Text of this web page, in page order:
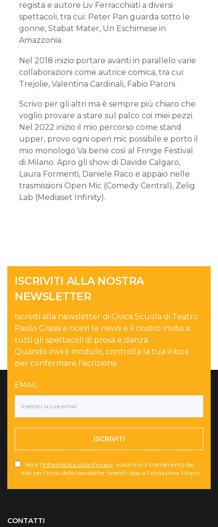
regista e autore Liv Ferracchiati a diversi
spettacoli, tra cui: Peter Pan guarda sotto le
gonne, Stabat Mater, Un Eschimese in
Amazzonia.
Nel 2018 inizio portare avanti in parallelo varie
collaborazioni come autrice comica, tra cui:
Trejolie, Valentina Cardinali, Fabio Paroni.
Scrivo per gli altri ma è sempre più chiaro che
voglio provare a stare sul palco coi miei pezzi.
Nel 2022 inizio il mio percorso come stand
upper, provo ogni open mic possibile e porto il
mio monologo Va bene così al Fringe Festival
di Milano. Apro gli show di Davide Calgaro,
Laura Formenti, Daniele Raco e appaio nelle
trasmissioni Open Mic (Comedy Central), Zelig
Lab (Mediaset Infinity).
ISCRIVITI ALLA NOSTRA
NEWSLETTER
Iscriviti alla newsletter di Civica Scuola di Teatro
Paolo Grassi e ricevi le news e il nostro invito a
tutti gli spettacoli di prosa e danza.
Quando invii il modulo, controlla la tua inbox
per confermare l'iscrizione.
EMAIL
ISCRIVITI
letta l'Informativa sulla Privacy , autorizzo il trattamento dei
dati per l'invio delle Newsletter facenti capo a Fondazione Milano.
CONTATTI